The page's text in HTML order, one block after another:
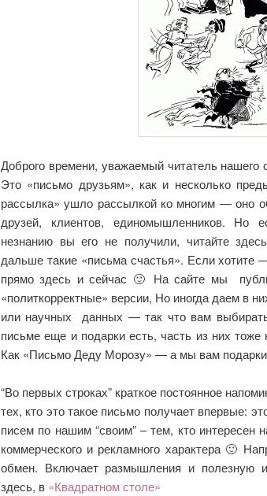
Доброго времени, уважаемый читатель нашего
Это «письмо друзьям», как и несколько
рассылка» ушло рассылкой ко многим — оно
друзей, клиентов, единомышленников. Но
незнанию вы его не получили, читайте
дальше такие «письма счастья». Если хотите
прямо здесь и сейчас 🙂 На сайте мы
«политкорректные» версии, Но иногда даем в
или научных данных — так что вам
письме еще и подарки есть, часть из них
Как «Письмо Деду Морозу» — а мы вам
“Во первых строках” краткое постоянное
тех, кто это такое письмо получает впервые:
писем по нашим “своим” – тем, кто
коммерческого и рекламного характера 🙂
обмен. Включает размышления и полезную
здесь, в «Квадратном столе»